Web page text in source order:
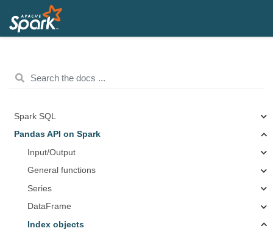
Spark SQL
Pandas API on Spark
Input/Output
General functions
Series
DataFrame
Index objects